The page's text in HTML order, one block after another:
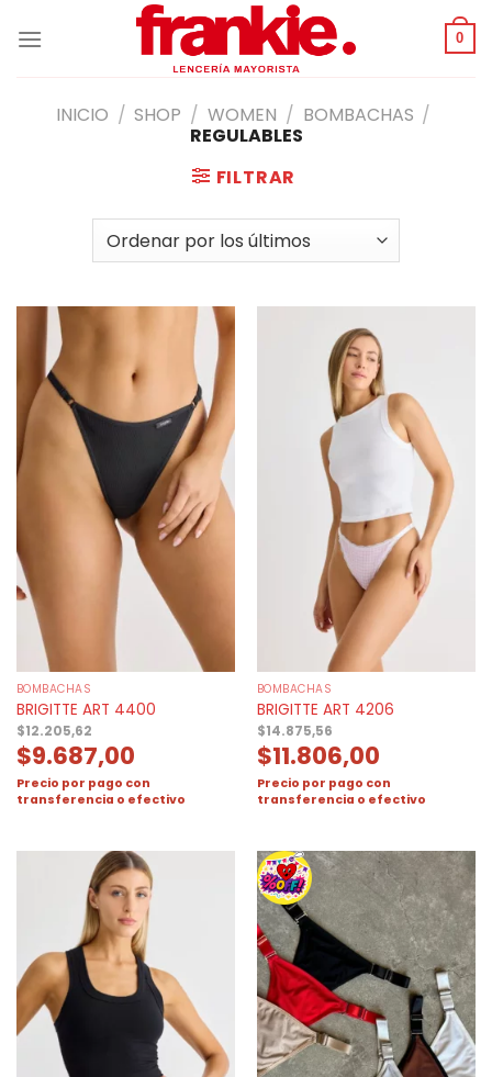
0
INICIO / SHOP / WOMEN / BOMBACHAS /
REGULABLES
FILTRAR
BOMBACHAS
BRIGITTE ART 4400
$12.205,62
$9.687,00
Precio por pago con
transferencia o efectivo
BOMBACHAS
BRIGITTE ART 4206
$14.875,56
$11.806,00
Precio por pago con
transferencia o efectivo